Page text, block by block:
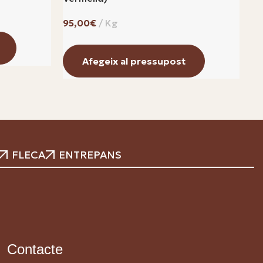
€
Afegeix al pressupost
FLECA ENTREPANS
Contacte